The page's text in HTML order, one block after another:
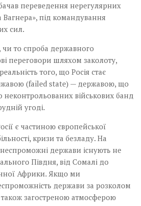
переведення нерегулярних
Вагнера», під командування
сил.
чи то спроба державного
переговори шляхом заколоту,
того, що Росія стає
(failed state) — державою, що
неконтрольованих військових банд
угоді.
є частиною європейської
кризи та безладу. На
держави існують не
Півдня, від Сомалі до
Африки. Якщо ми
держави за розколом
загостреною атмосферою